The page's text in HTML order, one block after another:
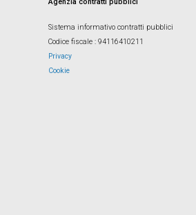
Sistema informativo contratti pubblici
Codice fiscale : 94116410211
Privacy
Cookie